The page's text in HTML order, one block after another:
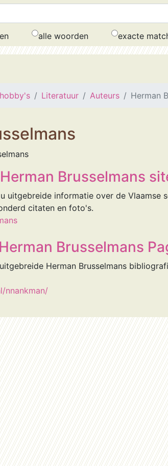
alle woorden exacte
Literatuur Auteurs Herman
Brusselmans
uitgebreide informatie over de Vlaamse
citaten en foto's.
Brusselmans
Herman Brusselmans
nnankman/